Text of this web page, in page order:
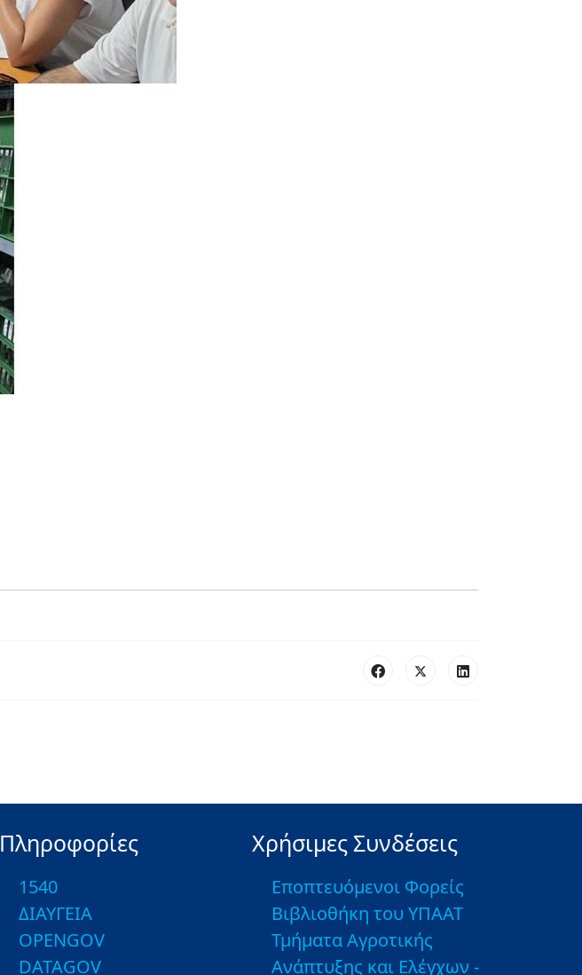
Πληροφορίες
1540
ΔΙΑΥΓΕΙΑ
OPENGOV
DATAGOV
Χρήσιμες Συνδέσεις
Εποπτευόμενοι Φορείς
Βιβλιοθήκη του ΥΠΑΑΤ
Τμήματα Αγροτικής
Ανάπτυξης και Ελέγχων -